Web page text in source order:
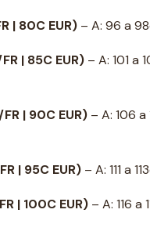
| 80C EUR) – A: 96 a
| 85C EUR) – A: 101 a
| 90C EUR) – A: 106 a
| 95C EUR) – A: 111 a
| 100C EUR) – A: 116 a